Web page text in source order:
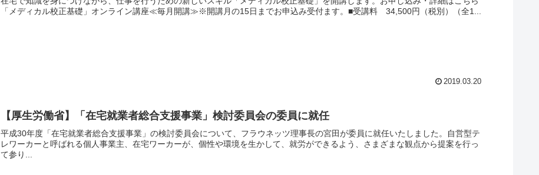
「メディカル校正基礎」オンライン講座≪毎月開講≫※開講月の15日までお申込み受付ます。■受講料 34,500円（税別）（全1...
2019.03.20
【厚生労働省】「在宅就業者総合支援事業」検討委員会の委員に就任
平成30年度「在宅就業者総合支援事業」の検討委員会について、フラウネッツ理事長の宮田が委員に就任いたしました。自営型テ
レワーカーと呼ばれる個人事業主、在宅ワーカーが、個性や環境を生かして、就労ができるよう、さまざまな観点から提案を行っ
て参り...